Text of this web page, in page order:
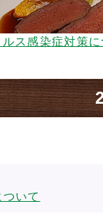
ス感染症対策に
いて